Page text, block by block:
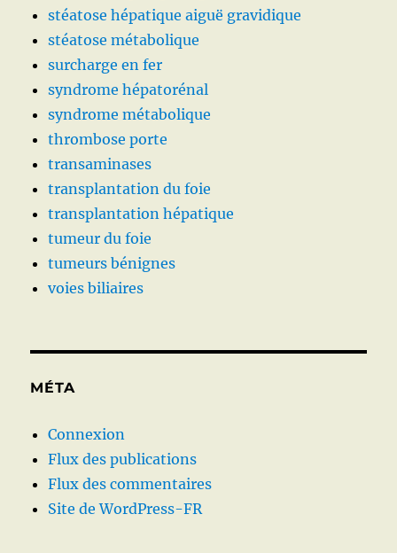
stéatose hépatique aiguë gravidique
stéatose métabolique
surcharge en fer
syndrome hépatorénal
syndrome métabolique
thrombose porte
transaminases
transplantation du foie
transplantation hépatique
tumeur du foie
tumeurs bénignes
voies biliaires
MÉTA
Connexion
Flux des publications
Flux des commentaires
Site de WordPress-FR